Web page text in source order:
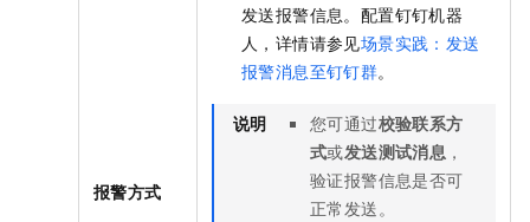
报警方式
发送报警信息。配置钉钉机器
人，详情请参见场景实践：发送
报警消息至钉钉群。
说明 您可通过校验联系方
式或发送测试消息 ，
验证报警信息是否可
正常发送。